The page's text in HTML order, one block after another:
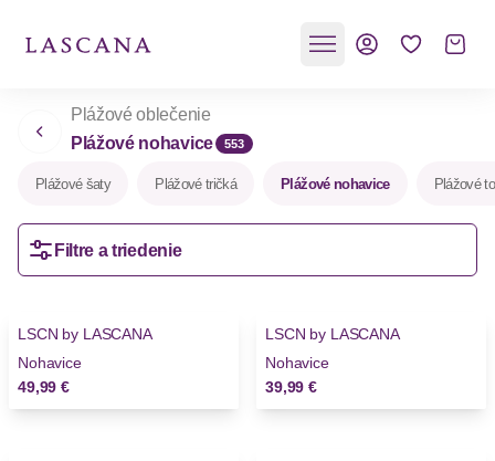
Plážové oblečenie
Plážové nohavice
553
Plážové šaty Plážové tričká Plážové nohavice Plážové
Filtre a triedenie
LSCN by LASCANA
Nohavice
49,99 €
LSCN by LASCANA
Nohavice
39,99 €